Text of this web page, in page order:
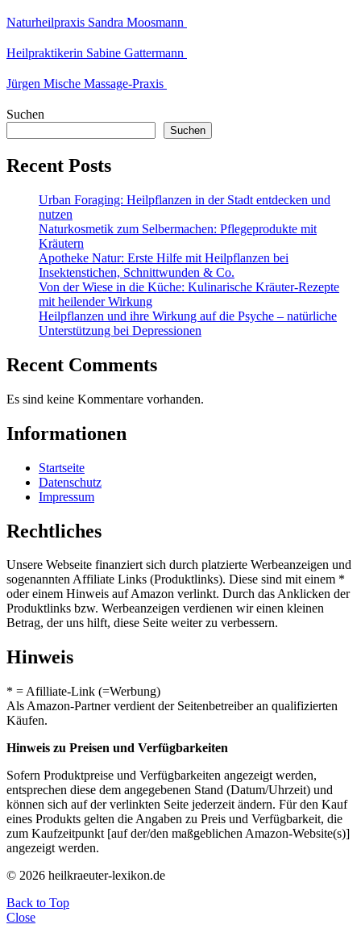
Naturheilpraxis Sandra Moosmann
Heilpraktikerin Sabine Gattermann
Jürgen Mische Massage-Praxis
Suchen
Suchen
Recent Posts
Urban Foraging: Heilpflanzen in der Stadt entdecken und
nutzen
Naturkosmetik zum Selbermachen: Pflegeprodukte mit
Kräutern
Apotheke Natur: Erste Hilfe mit Heilpflanzen bei
Insektenstichen, Schnittwunden & Co.
Von der Wiese in die Küche: Kulinarische Kräuter-Rezepte
mit heilender Wirkung
Heilpflanzen und ihre Wirkung auf die Psyche – natürliche
Unterstützung bei Depressionen
Recent Comments
Es sind keine Kommentare vorhanden.
Informationen
Startseite
Datenschutz
Impressum
Rechtliches
Unsere Webseite finanziert sich durch platzierte Werbeanzeigen und
sogenannten Affiliate Links (Produktlinks). Diese sind mit einem *
oder einem Hinweis auf Amazon verlinkt. Durch das Anklicken der
Produktlinks bzw. Werbeanzeigen verdienen wir einen kleinen
Betrag, der uns hilft, diese Seite weiter zu verbessern.
Hinweis
* = Afilliate-Link (=Werbung)
Als Amazon-Partner verdient der Seitenbetreiber an qualifizierten
Käufen.
Hinweis zu Preisen und Verfügbarkeiten
Sofern Produktpreise und Verfügbarkeiten angezeigt werden,
entsprechen diese dem angegebenen Stand (Datum/Uhrzeit) und
können sich auf der verlinkten Seite jederzeit ändern. Für den Kauf
eines Produkts gelten die Angaben zu Preis und Verfügbarkeit, die
zum Kaufzeitpunkt [auf der/den maßgeblichen Amazon-Website(s)]
angezeigt werden.
© 2026 heilkraeuter-lexikon.de
Back to Top
Close